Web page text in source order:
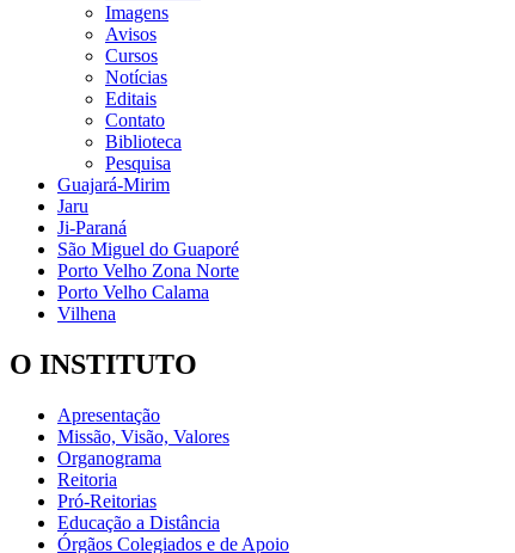
Imagens
Avisos
Cursos
Notícias
Editais
Contato
Biblioteca
Pesquisa
Guajará-Mirim
Jaru
Ji-Paraná
São Miguel do Guaporé
Porto Velho Zona Norte
Porto Velho Calama
Vilhena
O INSTITUTO
Apresentação
Missão, Visão, Valores
Organograma
Reitoria
Pró-Reitorias
Educação a Distância
Órgãos Colegiados e de Apoio